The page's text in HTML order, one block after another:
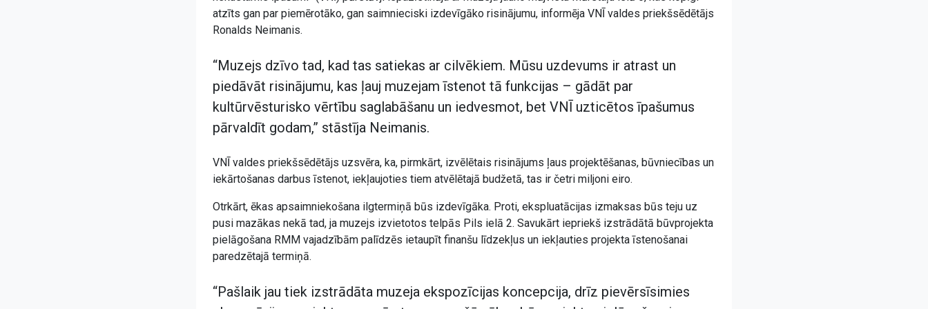
atzīts gan par piemērotāko, gan saimnieciski izdevīgāko risinājumu, informēja VNĪ valdes priekšsēdētājs
Ronalds Neimanis.
“Muzejs dzīvo tad, kad tas satiekas ar cilvēkiem. Mūsu uzdevums ir atrast un
piedāvāt risinājumu, kas ļauj muzejam īstenot tā funkcijas – gādāt par
kultūrvēsturisko vērtību saglabāšanu un iedvesmot, bet VNĪ uzticētos īpašumus
pārvaldīt godam,” stāstīja Neimanis.
VNĪ valdes priekšsēdētājs uzsvēra, ka, pirmkārt, izvēlētais risinājums ļaus projektēšanas, būvniecības un
iekārtošanas darbus īstenot, iekļaujoties tiem atvēlētajā budžetā, tas ir četri miljoni eiro.
Otrkārt, ēkas apsaimniekošana ilgtermiņā būs izdevīgāka. Proti, ekspluatācijas izmaksas būs teju uz
pusi mazākas nekā tad, ja muzejs izvietotos telpās Pils ielā 2. Savukārt iepriekš izstrādātā būvprojekta
pielāgošana RMM vajadzībām palīdzēs ietaupīt finanšu līdzekļus un iekļauties projekta īstenošanai
paredzētajā termiņā.
“Pašlaik jau tiek izstrādāta muzeja ekspozīcijas koncepcija, drīz pievērsīsimies